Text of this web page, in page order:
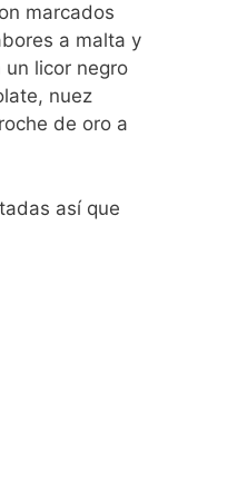
marcados
a malta y
licor negro
nuez
de oro a
así que